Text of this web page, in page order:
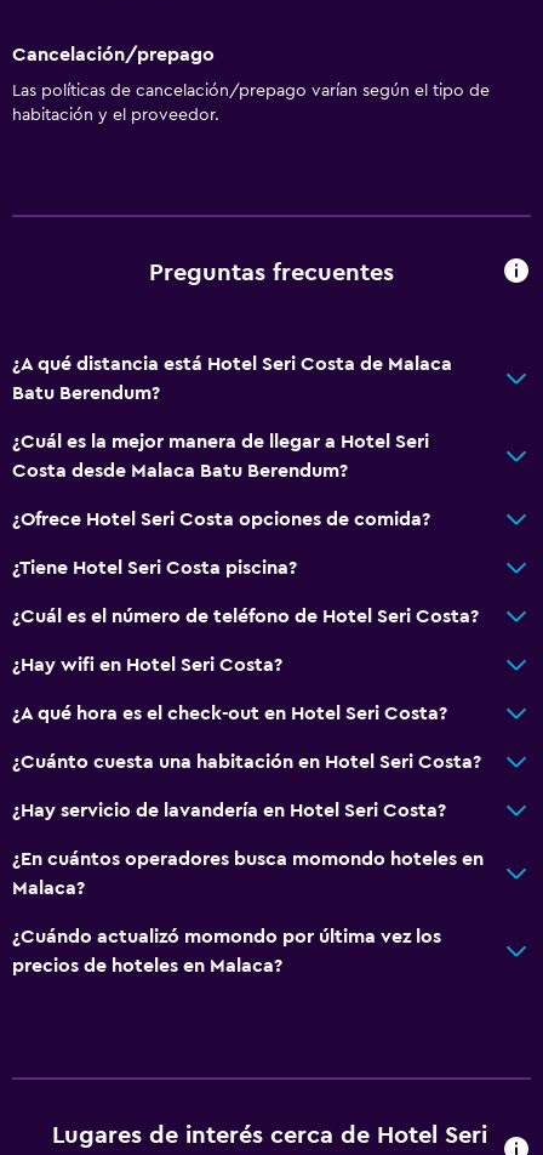
Cancelación/prepago
Las políticas de cancelación/prepago varían según el tipo de
habitación y el proveedor.
Preguntas frecuentes
¿A qué distancia está Hotel Seri Costa de Malaca
Batu Berendum?
¿Cuál es la mejor manera de llegar a Hotel Seri
Costa desde Malaca Batu Berendum?
¿Ofrece Hotel Seri Costa opciones de comida?
¿Tiene Hotel Seri Costa piscina?
¿Cuál es el número de teléfono de Hotel Seri Costa?
¿Hay wifi en Hotel Seri Costa?
¿A qué hora es el check-out en Hotel Seri Costa?
¿Cuánto cuesta una habitación en Hotel Seri Costa?
¿Hay servicio de lavandería en Hotel Seri Costa?
¿En cuántos operadores busca momondo hoteles en
Malaca?
¿Cuándo actualizó momondo por última vez los
precios de hoteles en Malaca?
Lugares de interés cerca de Hotel Seri